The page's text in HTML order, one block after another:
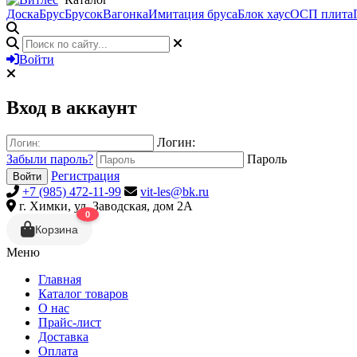
ДоскаБрусБрусокВагонкаИмитация брусаБлок хаусОСП плита
Войти
Вход в аккаунт
Логин:
Забыли пароль?
Пароль
Войти
Регистрация
+7 (985) 472-11-99
vit-les@bk.ru
г. Химки, ул. Заводская, дом 2А
Корзина
0
Меню
Главная
Каталог товаров
О нас
Прайс-лист
Доставка
Оплата